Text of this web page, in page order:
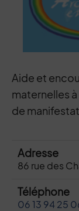
Aide et
maternelles
de
Adresse
86 rue des
Téléphone
06 13 94 25